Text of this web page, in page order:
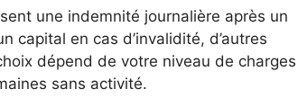
une indemnité journalière après un
capital en cas d’invalidité, d’autres
dépend de votre niveau de charges
sans activité.